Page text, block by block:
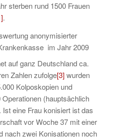
sterben rund 1500 Frauen
.
anonymisierter
im Jahr 2009
auf ganz Deutschland ca.
Zahlen zufolge[3]wurden
Kolposkopien und
(hauptsächlich
eine Frau konisiert ist das
vor Woche 37 mit einer
nach zwei Konisationen noch